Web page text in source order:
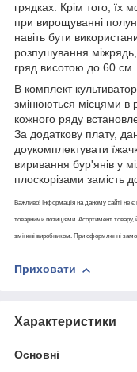
грядках. Крім того, їх
при вирощуванні
навіть бути
розпушування
гряд висотою до 60 см
В комплект
змінюються місцями в
кожного ряду
За додаткову плату,
доукомплектувати
виривання бур'янів у
плоскорізами замість
Важливо! Інформація на даному сайті не
товарними позиціями. Асортимент товару,
змінені виробником. При оформленні
Приховати
Характеристики
Основні